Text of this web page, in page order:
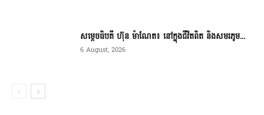
សម្តេចធិបតី ហ៊ុន ម៉ាណែត៖ នៅក្នុងជីវិតពិត និងសមរភូម...
6 August, 2026